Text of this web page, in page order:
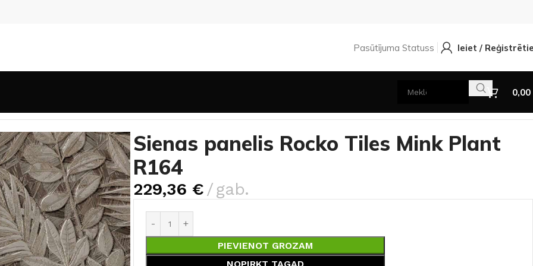
Pasūtījuma Statuss Ieiet /
0,00
Sienas panelis Rocko Tiles Mink Plant
R164
229,36 € gab.
PIEVIENOT GROZAM
NOPIRKT TAGAD